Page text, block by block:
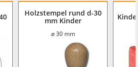
Holzstempel rund d-30
mm Kinder
⌀ 30 mm